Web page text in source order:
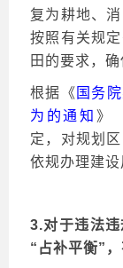
复为耕地、
按照有关规
田的要求，
根据《 国务
为的通知 》
定，对规划
依规办理建设
3.对于违法
“占补平衡”，